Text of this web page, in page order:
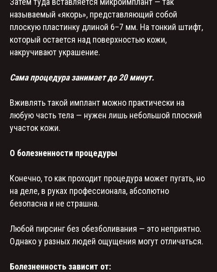
называемый «якорь», представляющий собой
плоскую пластинку длиной 6–7 мм. На тонкий штифт,
который остается над поверхностью кожи,
накручивают украшение.
Сама процедура занимает до 20 минут.
Вживлять такой имплант можно практически на
любую часть тела — нужен лишь небольшой плоский
участок кожи.
О болезненности процедуры
Конечно, то как проходит процедура может пугать, но
на деле, в руках профессионала, абсолютно
безопасна и не страшна.
Любой пирсинг без обезболивания — это неприятно.
Однако у разных людей ощущения могут отличаться.
Болезненность зависит от: